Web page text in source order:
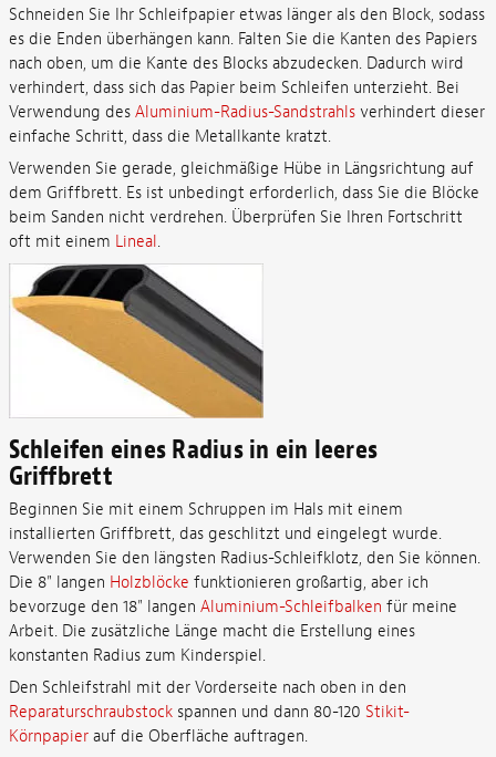
Schneiden Sie Ihr Schleifpapier etwas länger als den Block, sodass
es die Enden überhängen kann. Falten Sie die Kanten des Papiers
nach oben, um die Kante des Blocks abzudecken. Dadurch wird
verhindert, dass sich das Papier beim Schleifen unterzieht. Bei
Verwendung des Aluminium-Radius-Sandstrahlsverhindert dieser
einfache Schritt, dass die Metallkante kratzt.
Verwenden Sie gerade, gleichmäßige Hübe in Längsrichtung auf
dem Griffbrett. Es ist unbedingt erforderlich, dass Sie die Blöcke
beim Sanden nicht verdrehen. Überprüfen Sie Ihren Fortschritt
oft mit einem Lineal.
Schleifen eines Radius in ein leeres
Griffbrett
Beginnen Sie mit einem Schruppen im Hals mit einem
installierten Griffbrett, das geschlitzt und eingelegt wurde.
Verwenden Sie den längsten Radius-Schleifklotz, den Sie können.
Die 8" langen Holzblöcke funktionieren großartig, aber ich
bevorzuge den 18" langen Aluminium-Schleifbalken für meine
Arbeit. Die zusätzliche Länge macht die Erstellung eines
konstanten Radius zum Kinderspiel.
Den Schleifstrahl mit der Vorderseite nach oben in den
Reparaturschraubstock spannen und dann 80-120 Stikit-
Körnpapierauf die Oberfläche auftragen.